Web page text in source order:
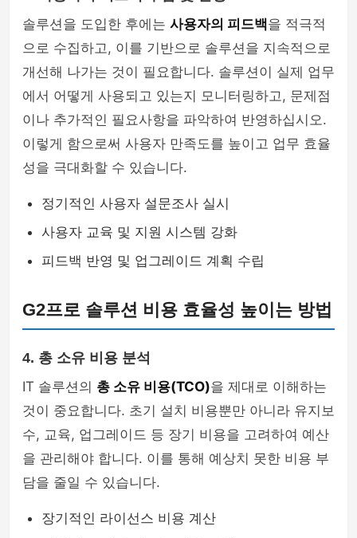
솔루션을 도입한 후에는 사용자의 피드백을 적극적
으로 수집하고, 이를 기반으로 솔루션을 지속적으로
개선해 나가는 것이 필요합니다. 솔루션이 실제 업무
에서 어떻게 사용되고 있는지 모니터링하고, 문제점
이나 추가적인 필요사항을 파악하여 반영하십시오.
이렇게 함으로써 사용자 만족도를 높이고 업무 효율
성을 극대화할 수 있습니다.
정기적인 사용자 설문조사 실시
사용자 교육 및 지원 시스템 강화
피드백 반영 및 업그레이드 계획 수립
G2프로 솔루션 비용 효율성 높이는 방법
4. 총 소유 비용 분석
IT 솔루션의 총 소유 비용(TCO)을 제대로 이해하는
것이 중요합니다. 초기 설치 비용뿐만 아니라 유지보
수, 교육, 업그레이드 등 장기 비용을 고려하여 예산
을 관리해야 합니다. 이를 통해 예상치 못한 비용 부
담을 줄일 수 있습니다.
장기적인 라이선스 비용 계산